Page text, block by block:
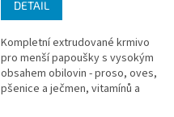
DETAIL
Kompletní extrudované krmivo
pro menší papoušky s vysokým
obsahem obilovin - proso, oves,
pšenice a ječmen, vitamínů a